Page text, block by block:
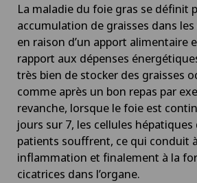
La maladie du foie gras se définit
accumulation de graisses dans
en raison d’un apport alimentaire
rapport aux dépenses
très bien de stocker des graisses
comme après un bon repas par
revanche, lorsque le foie est
jours sur 7, les cellules hépatiques
patients souffrent, ce qui conduit
inflammation et finalement à la
cicatrices dans l’organe.